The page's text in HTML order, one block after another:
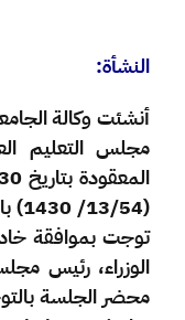
النشأة:
أنشئت وكالة
مجلس التعليم
توجت بموافقة
الوزراء، رئيس